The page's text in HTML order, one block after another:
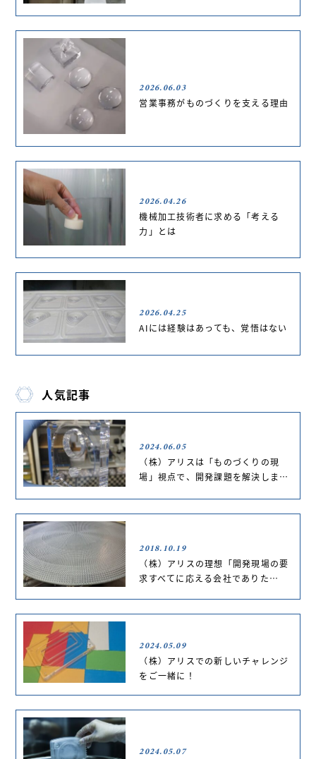
2026.06.03
営業事務がものづくりを支える理由
2026.04.26
機械加工技術者に求める「考える
力」とは
2026.04.25
AIには経験はあっても、覚悟はない
人気記事
2024.06.05
（株）アリスは「ものづくりの現
場」視点で、開発課題を解決しま…
2018.10.19
（株）アリスの理想「開発現場の要
求すべてに応える会社でありた…
2024.05.09
（株）アリスでの新しいチャレンジ
をご一緒に！
2024.05.07